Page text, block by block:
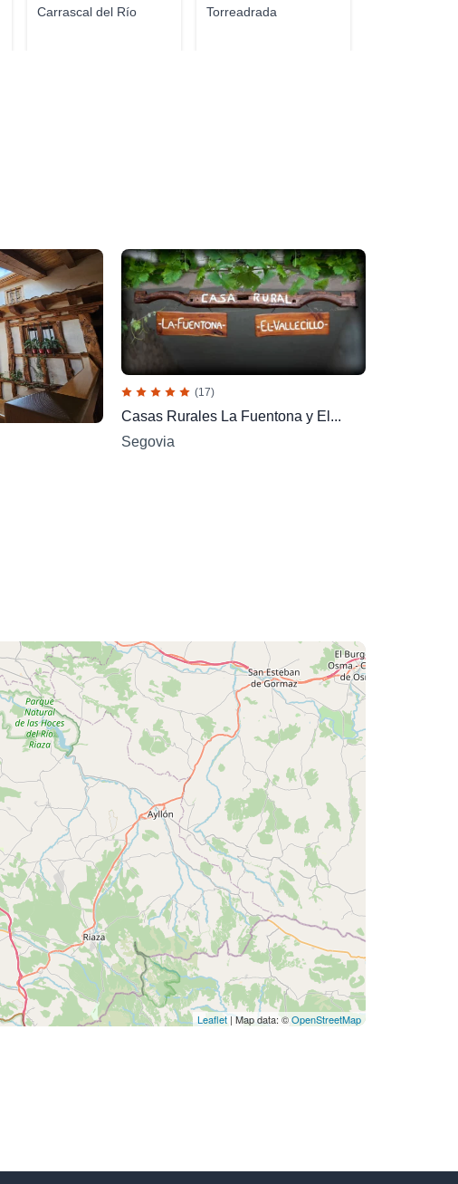
Carrascal del Río Torreadrada
(17)
Casas Rurales La Fuentona y El...
Segovia
Leaflet | Map data: ©OpenStreetMap